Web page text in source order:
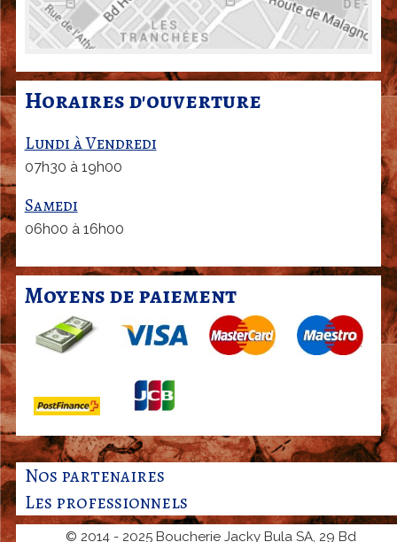
Horaires d'ouverture
Lundi à Vendredi
07h30 à 19h00
Samedi
06h00 à 16h00
Moyens de paiement
Nos partenaires
Les professionnels
© 2014 - 2025 Boucherie Jacky Bula SA, 29 Bd